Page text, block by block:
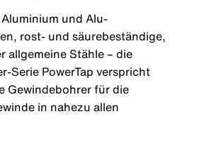
und Alu-
rost- und säurebeständige,
allgemeine Stähle – die
Serie PowerTap verspricht
Gewindebohrer für die
in nahezu allen